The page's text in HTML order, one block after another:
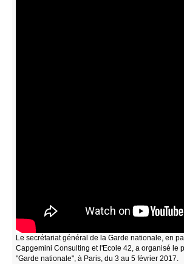
Le secrétariat général de la Garde nationale, en
Capgemini Consulting et l'Ecole 42, a organisé le
"Garde nationale", à Paris, du 3 au 5 février 2017.